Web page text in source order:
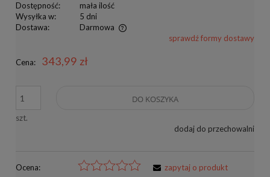
Dostępność:
mała ilość
Wysyłka w:
5 dni
Dostawa:
Darmowa
Cena nie zawiera ewentualnych kosztów płatnościsprawdź formy dostawy
Cena: 343,99 zł
szt.
DO KOSZYKA
dodaj do przechowalni
Ocena:
zapytaj o produkt